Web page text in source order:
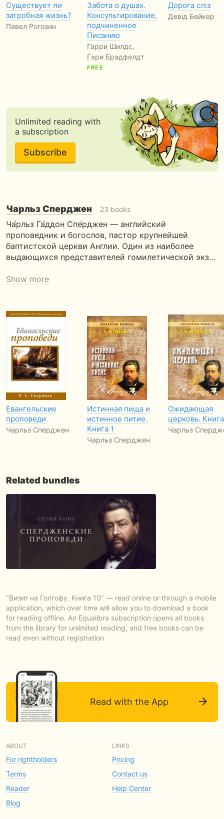
Существует ли
загробная жизнь?
Павел Рогозин
Забота о душах.
Консультирование,
подчиненное
Писанию
Гарри Шилдс,
Гэри Брэдфелдт
FREE
Дорога сліз
Девід Бейкер
Unlimited reading with
a subscription
Subscribe
Чарльз Сперджен 23 books
Ча́рльз Га́ддон Спе́рджен — английский
проповедник и богослов, пастор крупнейшей
баптистской церкви Англии. Один из наиболее
выдающихся представителей гомилетической экз…
Show more
Евангельские
проповеди
Чарльз Сперджен
Истинная пища и
истинное питие.
Книга 1
Чарльз Сперджен
Ожидающая
церковь.
Чарльз
Related bundles
"Визит на Голгофу. Книга 10" — read online or through a mobile
application, which over time will allow you to download a book
for reading offline. An Equalibra subscription opens all books
from the library for unlimited reading, and free books can be
read even without registration.
Read with the App
ABOUT
For rightholders
Terms
Reader
Blog
LINKS
Pricing
Contact us
Help Center